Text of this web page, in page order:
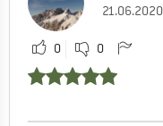
21.06.2020
0 0